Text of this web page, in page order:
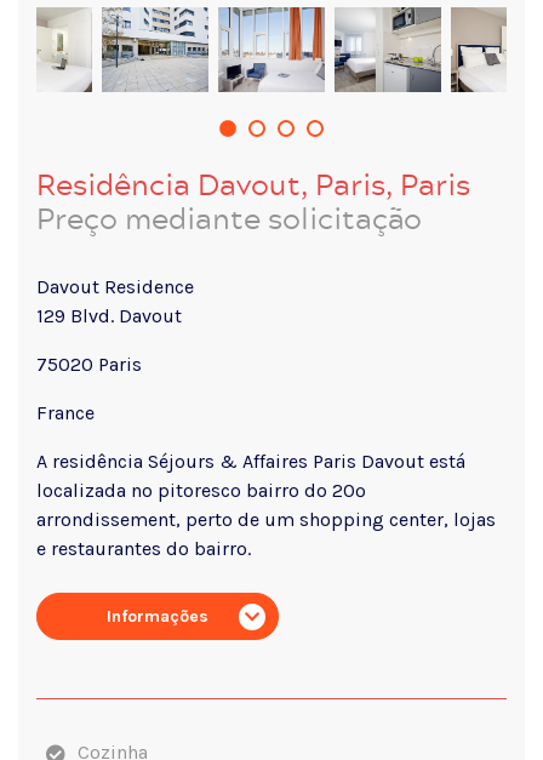
Residência Davout, Paris, Paris
Preço mediante solicitação
Davout Residence
129 Blvd. Davout
75020 Paris
France
A residência Séjours & Affaires Paris Davout está
localizada no pitoresco bairro do 20º
arrondissement, perto de um shopping center, lojas
e restaurantes do bairro.
Informações
Cozinha